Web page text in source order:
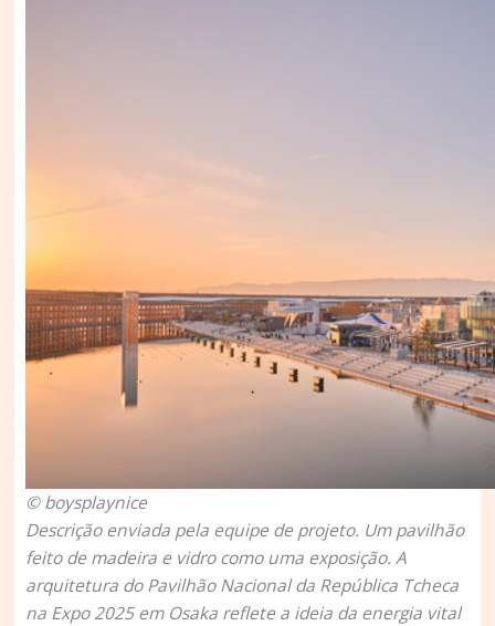
© boysplaynice
Descrição enviada pela equipe de projeto. Um pavilhão
feito de madeira e vidro como uma exposição. A
arquitetura do Pavilhão Nacional da República Tcheca
na Expo 2025 em Osaka reflete a ideia da energia vital